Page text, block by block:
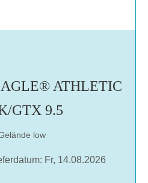
ATHLETIC
GTX 9.5
low
Fr, 14.08.2026